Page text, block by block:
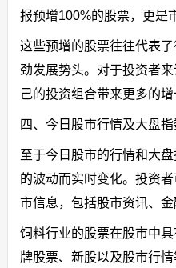
报预增100%的股票，更是
这些预增的股票往往代表
劲发展势头。对于投资者
己的投资组合带来更多的增
四、今日股市行情及大盘指
至于今日股市的行情和大
的波动而实时变化。投资
市信息，包括股市资讯、金
饲料行业的股票在股市中
牌股票、新股以及股市行